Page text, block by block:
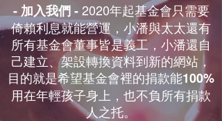
- 加入我們 -2020年起基金會只需要
倚賴利息就能營運，小潘與太太還有
所有基金會董事皆是義工，小潘還自
己建立、架設轉換資料到新的網站，
目的就是希望基金會裡的捐款能100%
用在年輕孩子身上，也不負所有捐款
人之托。